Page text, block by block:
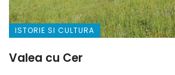
ISTORIE SI CULTURA
Valea cu Cer